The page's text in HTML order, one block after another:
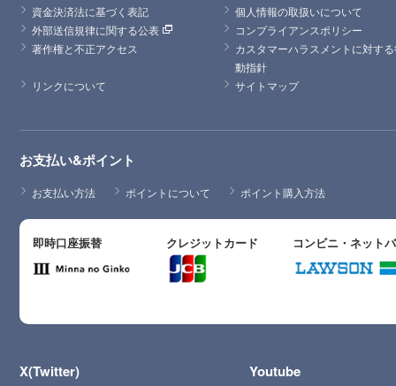
資金決済法に基づく表記
個人情報の取扱いについて
外部送信規律に関する公表
コンプライアンスポリシー
著作権と不正アクセス
カスタマーハラスメントに対す
動指針
リンクについて
サイトマップ
お支払い&ポイント
お支払い方法 ポイントについて ポイント購入方法
即時口座振替 クレジットカード コンビニ・ネット
X(Twitter) Youtube